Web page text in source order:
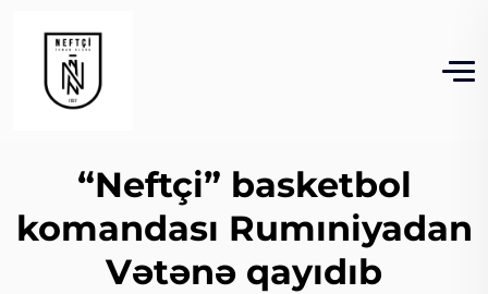
“Neftçi” basketbol
komandası Rumıniyadan
Vətənə qayıdıb